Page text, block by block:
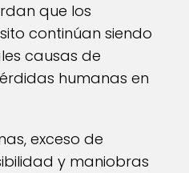
que los
continúan siendo
causas de
humanas en
exceso de
y maniobras